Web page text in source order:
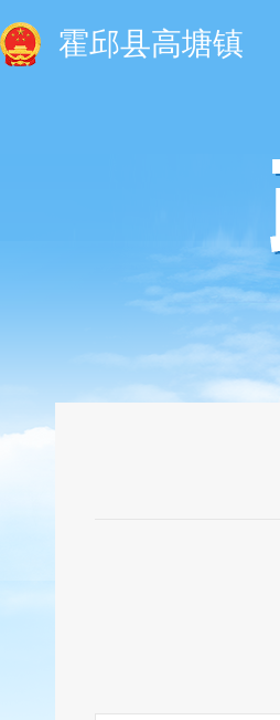
霍邱县高塘镇